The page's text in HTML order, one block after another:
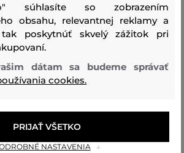
POSLEDNÁ ŠANCA
súhlasíte so zobrazením
obsahu, relevantnej reklamy a
poskytnúť skvelý zážitok pri
dátam sa budeme správať
cookies.
NASTAVENIA
PRIJAŤ VŠETKO